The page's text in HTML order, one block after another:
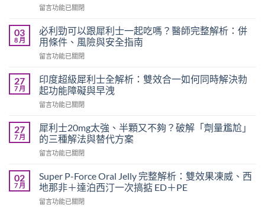
在
利
勁
療
程
要
多
久？
完
指
南：
港
性
必
讀
留言功能已關閉
03
8 月
必利勁可以跟犀利士一起吃嗎？醫師完整解析：併
用條件、風險與安全指南
在
利
勁
可
以
犀
利
士
一
吃
嗎？
師
留言功能已關閉
27
7 月
印度超級犀利士全解析：雙效合一如何同時解決勃
起功能障礙與早洩
在
度
超
級
犀
士
全
析：
留言功能已關閉
27
7 月
犀利士20mg太強、半顆又不夠？破解「劑量尷尬」
的三種解法與替代方案
在
利
士
20mg
太
留言功能已關閉
02
7 月
Super P-Force Oral Jelly 完整解析：雙效果凍威、西
地那非＋達泊西汀一次搞掂 ED＋PE
在
留言功能已關閉